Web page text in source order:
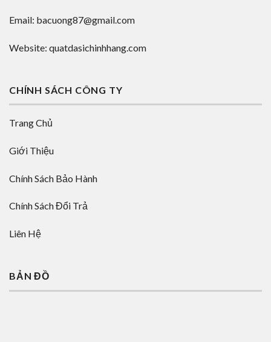
Email: bacuong87@gmail.com
Website: quatdasichinhhang.com
CHÍNH SÁCH CÔNG TY
Trang Chủ
Giới Thiệu
Chính Sách Bảo Hành
Chính Sách Đổi Trả
Liên Hệ
BẢN ĐỒ